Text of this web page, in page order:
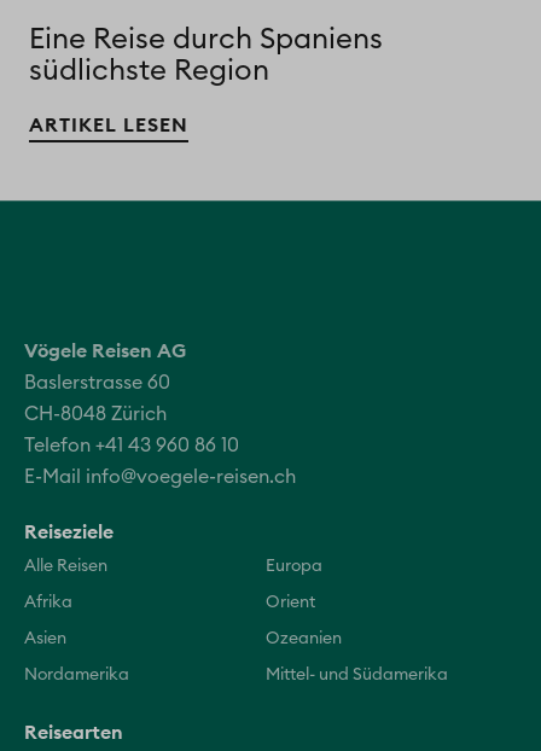
Eine Reise durch Spaniens
südlichste Region
ARTIKEL LESEN
Vögele Reisen AG
Baslerstrasse 60
CH-8048 Zürich
Telefon +41 43 960 86 10
E-Mail info@voegele-reisen.ch
Reiseziele
Alle Reisen Europa
Afrika Orient
Asien Ozeanien
Nordamerika Mittel- und Südamerika
Reisearten